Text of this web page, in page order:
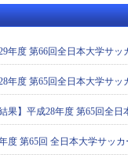
29年度 第66回全日本大学サ
28年度 第65回全日本大学サ
結果】平成28年度 第65回全
度 第65回 全日本大学サッ